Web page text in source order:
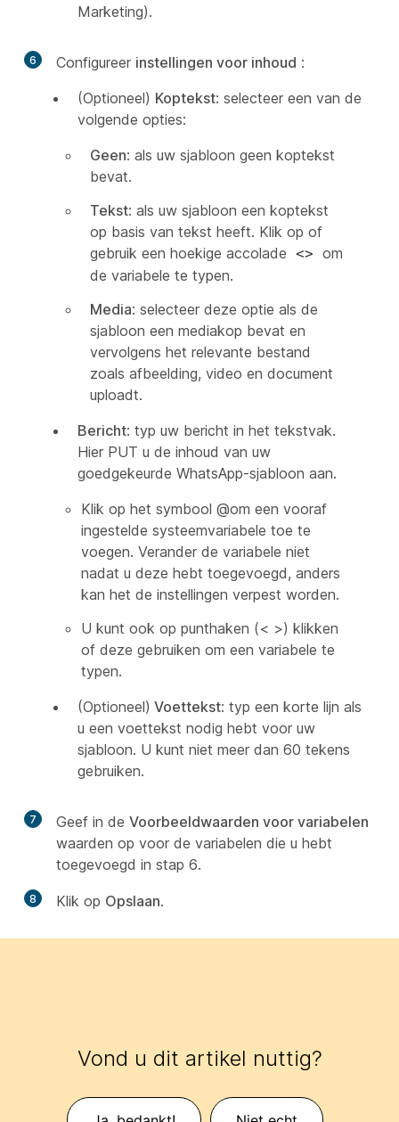
Marketing).
6 Configureer instellingen voor inhoud :
(Optioneel) Koptekst: selecteer een van de
volgende opties:
Geen: als uw sjabloon geen koptekst
bevat.
Tekst: als uw sjabloon een koptekst
op basis van tekst heeft. Klik op of
gebruik een hoekige accolade <> om
de variabele te typen.
Media: selecteer deze optie als de
sjabloon een mediakop bevat en
vervolgens het relevante bestand
zoals afbeelding, video en document
uploadt.
Bericht: typ uw bericht in het tekstvak.
Hier PUT u de inhoud van uw
goedgekeurde WhatsApp-sjabloon aan.
Klik op het symbool @om een vooraf
ingestelde systeemvariabele toe te
voegen. Verander de variabele niet
nadat u deze hebt toegevoegd, anders
kan het de instellingen verpest worden.
U kunt ook op punthaken (< >) klikken
of deze gebruiken om een variabele te
typen.
(Optioneel) Voettekst: typ een korte lijn als
u een voettekst nodig hebt voor uw
sjabloon. U kunt niet meer dan 60 tekens
gebruiken.
7 Geef in de Voorbeeldwaarden voor variabelen
waarden op voor de variabelen die u hebt
toegevoegd in stap 6.
8 Klik op Opslaan.
Vond u dit artikel nuttig?